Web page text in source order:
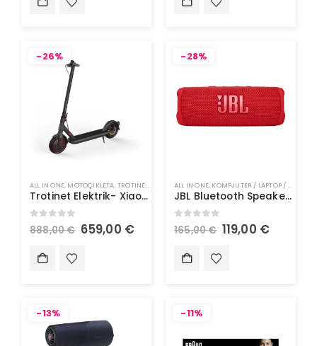
-26%
ALL IN ONE, MOTOÇIKLETA,TROTINETA ELEKTRIK
Trotinet Elektrik- Xiaomi Mi Scooter 4 PRO EU
out of 5
888,00€ 659,00 €
-28%
ALL IN ONE, KOMPJUTER / LAPTOP / TABLET
JBL Bluetooth Speaker FLIP6 – Altoparlant Blutooth
out of 5
165,00€ 119,00 €
-13% -11%